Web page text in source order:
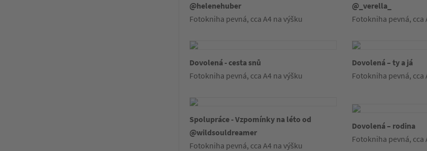
@helenehuber
Fotokniha pevná, cca A4 na výšku
@_verella_
Fotokniha pevná, cca
Dovolená - cesta snů
Fotokniha pevná, cca A4 na výšku
Dovolená – ty a já
Fotokniha pevná, cca
Spolupráce - Vzpomínky na léto od
@wildsouldreamer
Fotokniha pevná, cca A4 na výšku
Dovolená – rodina
Fotokniha pevná, cca